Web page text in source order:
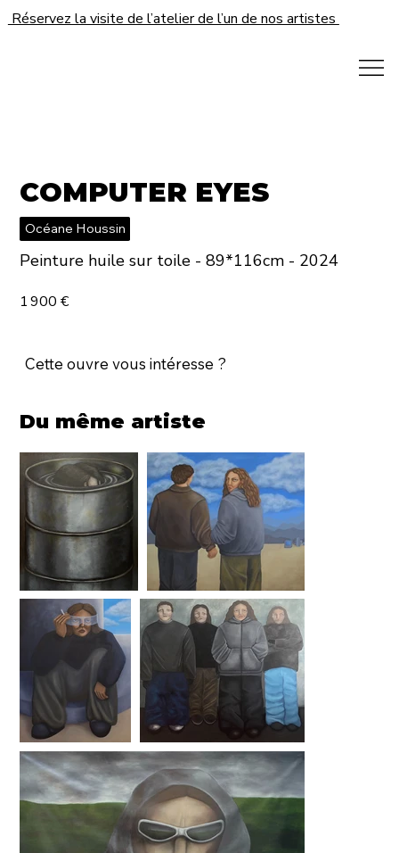
Réservez la visite de l’atelier de l’un de nos artistes
COMPUTER EYES
Océane Houssin
Peinture huile sur toile - 89*116cm - 2024
1 900 €
Cette ouvre vous intéresse ?
Du même artiste